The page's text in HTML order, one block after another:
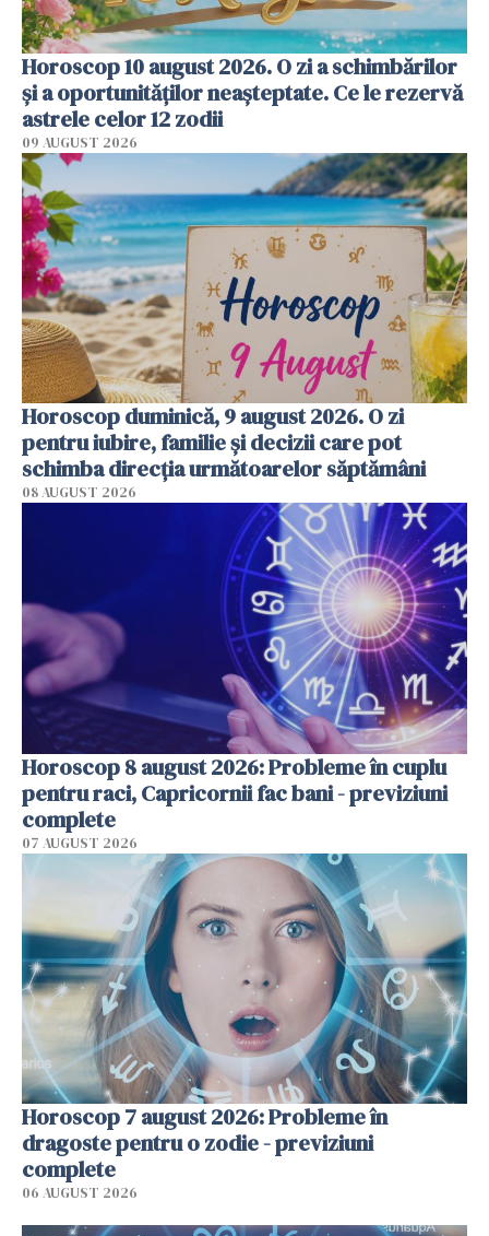
Horoscop 10 august 2026. O zi a schimbărilor
și a oportunităților neașteptate. Ce le rezervă
astrele celor 12 zodii
09 AUGUST 2026
Horoscop duminică, 9 august 2026. O zi
pentru iubire, familie și decizii care pot
schimba direcția următoarelor săptămâni
08 AUGUST 2026
Horoscop 8 august 2026: Probleme în cuplu
pentru raci, Capricornii fac bani - previziuni
complete
07 AUGUST 2026
Horoscop 7 august 2026: Probleme în
dragoste pentru o zodie - previziuni
complete
06 AUGUST 2026